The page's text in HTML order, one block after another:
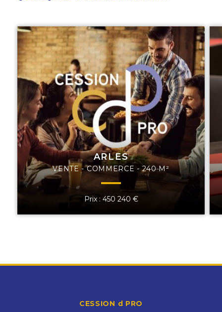
ARLES
VENTE - COMMERCE - 240 M²
Prix : 450 240 €
CESSION d PRO